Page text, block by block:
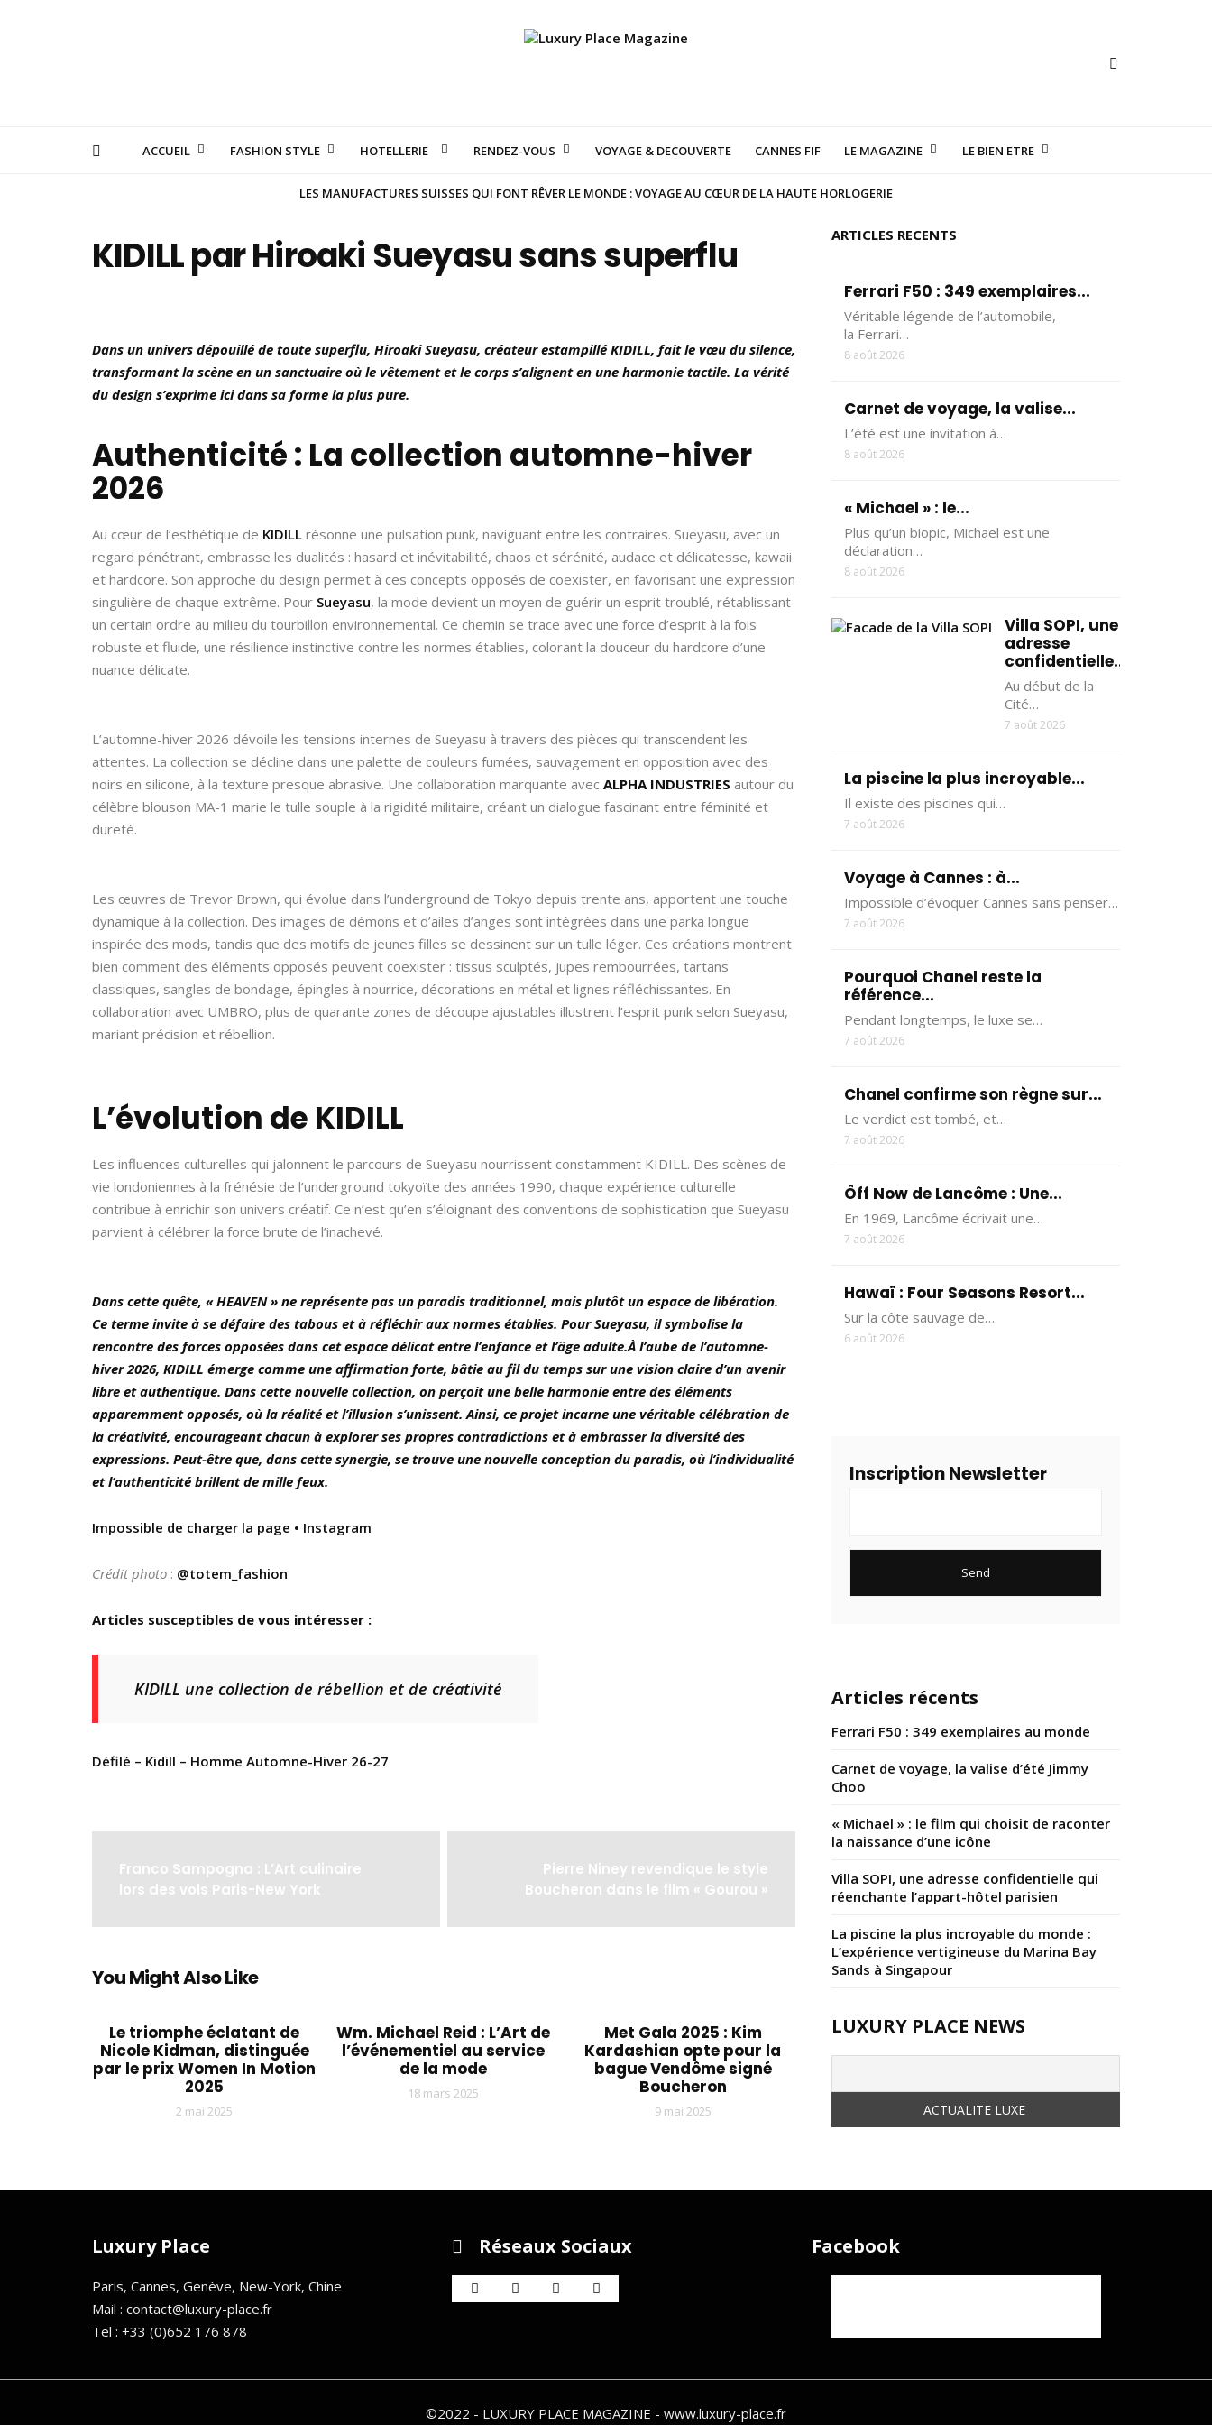
ACCUEIL FASHION STYLE HOTELLERIE RENDEZ-VOUS VOYAGE & DECOUVERTE CANNES FIF LE MAGAZINE LE BIEN ETRE
LES MANUFACTURES SUISSES QUI FONT RÊVER LE MONDE : VOYAGE AU CŒUR DE LA HAUTE HORLOGERIE
KIDILL par Hiroaki Sueyasu sans superflu
Dans un univers dépouillé de toute superflu, Hiroaki Sueyasu, créateur estampillé KIDILL, fait le vœu du silence,
transformant la scène en un sanctuaire où le vêtement et le corps s’alignent en une harmonie tactile. La vérité
du design s’exprime ici dans sa forme la plus pure.
Authenticité : La collection automne-hiver
2026
Au cœur de l’esthétique de KIDILL résonne une pulsation punk, naviguant entre les contraires. Sueyasu, avec un
regard pénétrant, embrasse les dualités : hasard et inévitabilité, chaos et sérénité, audace et délicatesse, kawaii
et hardcore. Son approche du design permet à ces concepts opposés de coexister, en favorisant une expression
singulière de chaque extrême. Pour Sueyasu, la mode devient un moyen de guérir un esprit troublé, rétablissant
un certain ordre au milieu du tourbillon environnemental. Ce chemin se trace avec une force d’esprit à la fois
robuste et fluide, une résilience instinctive contre les normes établies, colorant la douceur du hardcore d’une
nuance délicate.
L’automne-hiver 2026 dévoile les tensions internes de Sueyasu à travers des pièces qui transcendent les
attentes. La collection se décline dans une palette de couleurs fumées, sauvagement en opposition avec des
noirs en silicone, à la texture presque abrasive. Une collaboration marquante avec ALPHA INDUSTRIES autour du
célèbre blouson MA-1 marie le tulle souple à la rigidité militaire, créant un dialogue fascinant entre féminité et
dureté.
Les œuvres de Trevor Brown, qui évolue dans l’underground de Tokyo depuis trente ans, apportent une touche
dynamique à la collection. Des images de démons et d’ailes d’anges sont intégrées dans une parka longue
inspirée des mods, tandis que des motifs de jeunes filles se dessinent sur un tulle léger. Ces créations montrent
bien comment des éléments opposés peuvent coexister : tissus sculptés, jupes rembourrées, tartans
classiques, sangles de bondage, épingles à nourrice, décorations en métal et lignes réfléchissantes. En
collaboration avec UMBRO, plus de quarante zones de découpe ajustables illustrent l’esprit punk selon Sueyasu,
mariant précision et rébellion.
L’évolution de KIDILL
Les influences culturelles qui jalonnent le parcours de Sueyasu nourrissent constamment KIDILL. Des scènes de
vie londoniennes à la frénésie de l’underground tokyoïte des années 1990, chaque expérience culturelle
contribue à enrichir son univers créatif. Ce n’est qu’en s’éloignant des conventions de sophistication que Sueyasu
parvient à célébrer la force brute de l’inachevé.
Dans cette quête, « HEAVEN » ne représente pas un paradis traditionnel, mais plutôt un espace de libération.
Ce terme invite à se défaire des tabous et à réfléchir aux normes établies. Pour Sueyasu, il symbolise la
rencontre des forces opposées dans cet espace délicat entre l’enfance et l’âge adulte.À l’aube de l’automne-
hiver 2026, KIDILL émerge comme une affirmation forte, bâtie au fil du temps sur une vision claire d’un avenir
libre et authentique. Dans cette nouvelle collection, on perçoit une belle harmonie entre des éléments
apparemment opposés, où la réalité et l’illusion s’unissent. Ainsi, ce projet incarne une véritable célébration de
la créativité, encourageant chacun à explorer ses propres contradictions et à embrasser la diversité des
expressions. Peut-être que, dans cette synergie, se trouve une nouvelle conception du paradis, où l’individualité
et l’authenticité brillent de mille feux.
Impossible de charger la page • Instagram
Crédit photo : @totem_fashion
Articles susceptibles de vous intéresser :
KIDILL une collection de rébellion et de créativité
Défilé – Kidill – Homme Automne-Hiver 26-27
Franco Sampogna : L’Art culinaire
lors des vols Paris-New York
Pierre Niney revendique le style
Boucheron dans le film « Gourou »
You Might Also Like
Le triomphe éclatant de
Nicole Kidman, distinguée
par le prix Women In Motion
2025
2 mai 2025
Wm. Michael Reid : L’Art de
l’événementiel au service
de la mode
18 mars 2025
Met Gala 2025 : Kim
Kardashian opte pour la
bague Vendôme signé
Boucheron
9 mai 2025
ARTICLES RECENTS
Ferrari F50 : 349 exemplaires...
Véritable légende de l’automobile,
la Ferrari…
8 août 2026
Carnet de voyage, la valise...
L’été est une invitation à…
8 août 2026
« Michael » : le...
Plus qu’un biopic, Michael est une
déclaration…
8 août 2026
Villa SOPI, une
adresse
confidentielle...
Au début de la
Cité…
7 août 2026
La piscine la plus incroyable...
Il existe des piscines qui…
7 août 2026
Voyage à Cannes : à...
Impossible d’évoquer Cannes sans penser…
7 août 2026
Pourquoi Chanel reste la
référence...
Pendant longtemps, le luxe se…
7 août 2026
Chanel confirme son règne sur...
Le verdict est tombé, et…
7 août 2026
Ôff Now de Lancôme : Une...
En 1969, Lancôme écrivait une…
7 août 2026
Hawaï : Four Seasons Resort...
Sur la côte sauvage de…
6 août 2026
Inscription Newsletter
Articles récents
Ferrari F50 : 349 exemplaires au monde
Carnet de voyage, la valise d’été Jimmy
Choo
« Michael » : le film qui choisit de raconter
la naissance d’une icône
Villa SOPI, une adresse confidentielle qui
réenchante l’appart-hôtel parisien
La piscine la plus incroyable du monde :
L’expérience vertigineuse du Marina Bay
Sands à Singapour
LUXURY PLACE NEWS
Luxury Place
Paris, Cannes, Genève, New-York, Chine
Mail : contact@luxury-place.fr
Tel : +33 (0)652 176 878
Réseaux Sociaux Facebook
©2022 - LUXURY PLACE MAGAZINE - www.luxury-place.fr